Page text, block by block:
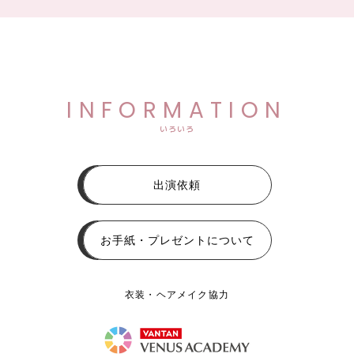
INFORMATION
いろいろ
出演依頼
お手紙・プレゼントについて
衣装・ヘアメイク協力